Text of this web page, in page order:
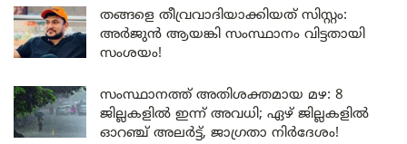
തങ്ങളെ തീവ്രവാദിയാക്കിയത് സിസ്റ്റം:
അർജുൻ ആയങ്കി സംസ്ഥാനം വിട്ടതായി
സംശയം!
സംസ്ഥാനത്ത് അതിശക്തമായ മഴ: 8
ജില്ലകളിൽ ഇന്ന് അവധി; ഏഴ് ജില്ലകളിൽ
ഓറഞ്ച് അലർട്ട്, ജാഗ്രതാ നിർദേശം!